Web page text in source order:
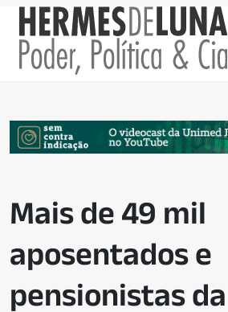
Mais de 49 mil
aposentados e
pensionistas